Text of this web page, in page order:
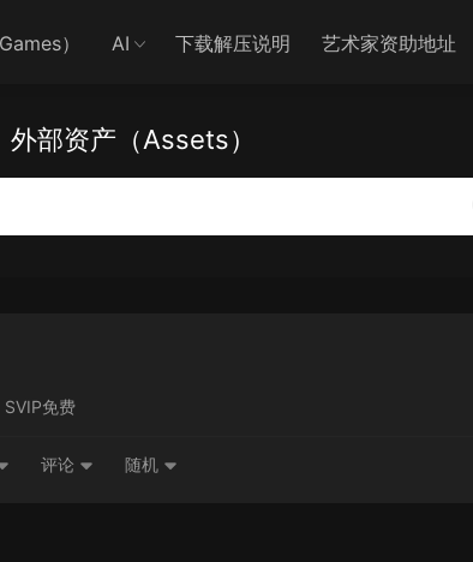
） AI 下载解压说明 艺术家资助地址
外部资产（Assets）
SVIP免费
评论 随机